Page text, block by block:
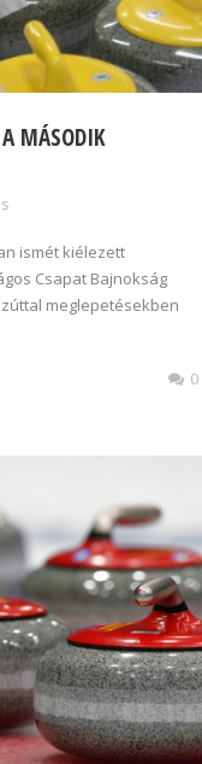
A MÁSODIK
ismét kiélezett
Csapat Bajnokság
meglepetésekben
0